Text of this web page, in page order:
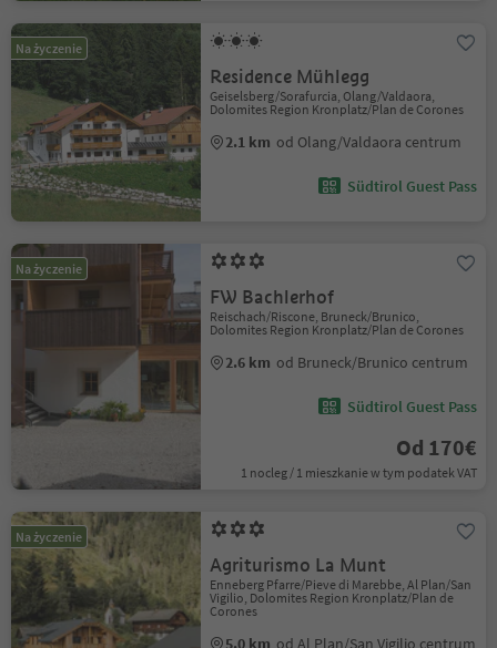
Na życzenie
Residence Mühlegg
Geiselsberg/Sorafurcia, Olang/Valdaora,
Dolomites Region Kronplatz/Plan de Corones
2.1 km od Olang/Valdaora centrum
Südtirol Guest Pass
Na życzenie
FW Bachlerhof
Reischach/Riscone, Bruneck/Brunico,
Dolomites Region Kronplatz/Plan de Corones
2.6 km od Bruneck/Brunico centrum
Südtirol Guest Pass
Od 170€
1 nocleg / 1 mieszkanie w tym podatek VAT
Na życzenie
Agriturismo La Munt
Enneberg Pfarre/Pieve di Marebbe, Al Plan/San
Vigilio, Dolomites Region Kronplatz/Plan de
Corones
5.0 km od Al Plan/San Vigilio centrum